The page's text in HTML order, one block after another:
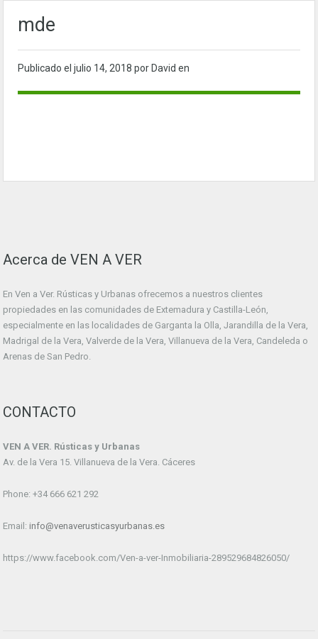
mde
Publicado el julio 14, 2018 por David en
Acerca de VEN A VER
En Ven a Ver. Rústicas y Urbanas ofrecemos a nuestros clientes
propiedades en las comunidades de Extemadura y Castilla-León,
especialmente en las localidades de Garganta la Olla, Jarandilla de la Vera,
Madrigal de la Vera, Valverde de la Vera, Villanueva de la Vera, Candeleda o
Arenas de San Pedro.
CONTACTO
VEN A VER. Rústicas y Urbanas
Av. de la Vera 15. Villanueva de la Vera. Cáceres
Phone: +34 666 621 292
Email: info@venaverusticasyurbanas.es
https://www.facebook.com/Ven-a-ver-Inmobiliaria-289529684826050/